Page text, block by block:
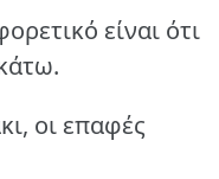
είναι ότι
οι επαφές